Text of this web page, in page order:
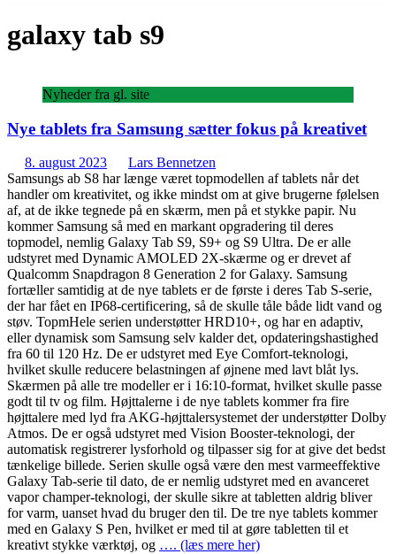
galaxy tab s9
Nyheder fra gl. site
Nye tablets fra Samsung sætter fokus på kreativet
8. august 2023
Lars Bennetzen
Samsungs ab S8 har længe været topmodellen af tablets når det
handler om kreativitet, og ikke mindst om at give brugerne følelsen
af, at de ikke tegnede på en skærm, men på et stykke papir. Nu
kommer Samsung så med en markant opgradering til deres
topmodel, nemlig Galaxy Tab S9, S9+ og S9 Ultra. De er alle
udstyret med Dynamic AMOLED 2X-skærme og er drevet af
Qualcomm Snapdragon 8 Generation 2 for Galaxy. Samsung
fortæller samtidig at de nye tablets er de første i deres Tab S-serie,
der har fået en IP68-certificering, så de skulle tåle både lidt vand og
støv. TopmHele serien understøtter HRD10+, og har en adaptiv,
eller dynamisk som Samsung selv kalder det, opdateringshastighed
fra 60 til 120 Hz. De er udstyret med Eye Comfort-teknologi,
hvilket skulle reducere belastningen af øjnene med lavt blåt lys.
Skærmen på alle tre modeller er i 16:10-format, hvilket skulle passe
godt til tv og film. Højttalerne i de nye tablets kommer fra fire
højttalere med lyd fra AKG-højttalersystemet der understøtter Dolby
Atmos. De er også udstyret med Vision Booster-teknologi, der
automatisk registrerer lysforhold og tilpasser sig for at give det bedst
tænkelige billede. Serien skulle også være den mest varmeeffektive
Galaxy Tab-serie til dato, de er nemlig udstyret med en avanceret
vapor champer-teknologi, der skulle sikre at tabletten aldrig bliver
for varm, uanset hvad du bruger den til. De tre nye tablets kommer
med en Galaxy S Pen, hvilket er med til at gøre tabletten til et
kreativt stykke værktøj, og …. (læs mere her)